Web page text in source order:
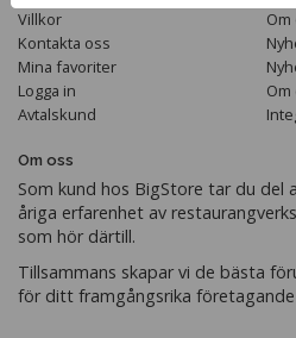
Villkor
Kontakta oss
Mina favoriter
Logga in
Avtalskund
Om
Om oss
Som kund hos BigStore tar du del
åriga erfarenhet av
som hör därtill.
Tillsammans skapar vi de bästa
för ditt framgångsrika